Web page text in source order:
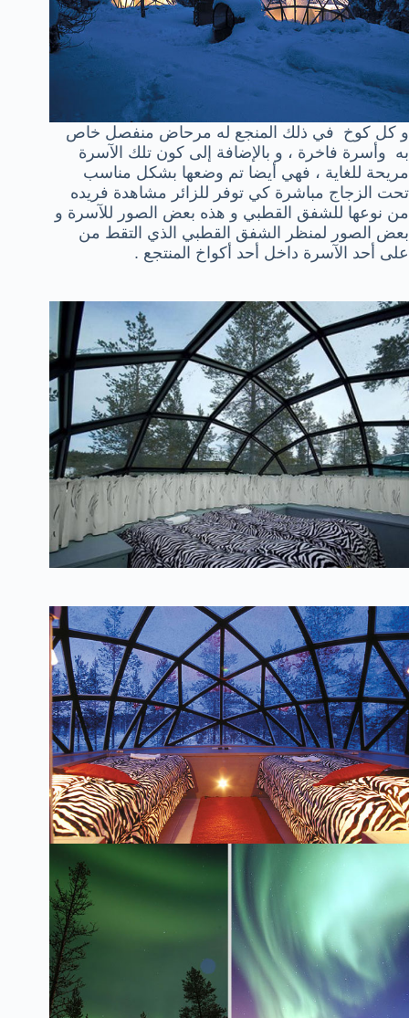
و كل كوخ في ذلك المنجع له مرحاض منفصل خاص
به و أسرة فاخرة ، و بالإضافة إلى كون تلك الآسرة
مريحة للغاية ، فهي أيضا تم وضعها بشكل مناسب
تحت الزجاج مباشرة كي توفر للزائر مشاهدة فريده
من نوعها للشفق القطبي و هذه بعض الصور للآسرة و
بعض الصور لمنظر الشفق القطبي الذي التقط من
على أحد الآسرة داخل أحد أكواخ المنتجع .